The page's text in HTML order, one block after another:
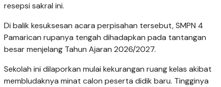
resepsi sakral ini.
Di balik kesuksesan acara perpisahan tersebut, SMPN 4
Pamarican rupanya tengah dihadapkan pada tantangan
besar menjelang Tahun Ajaran 2026/2027.
Sekolah ini dilaporkan mulai kekurangan ruang kelas akibat
membludaknya minat calon peserta didik baru. Tingginya